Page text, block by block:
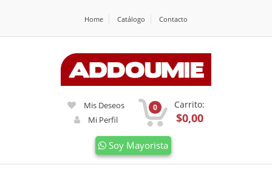
Home Catálogo Contacto
Mis Deseos
Mi Perfil
Soy Mayorista
0 Carrito:
$0,00